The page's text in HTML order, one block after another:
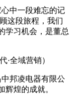
中一段难忘的记
这段旅程，我们
学习机会，是董总
邦凌电器有限公
煌的成就。